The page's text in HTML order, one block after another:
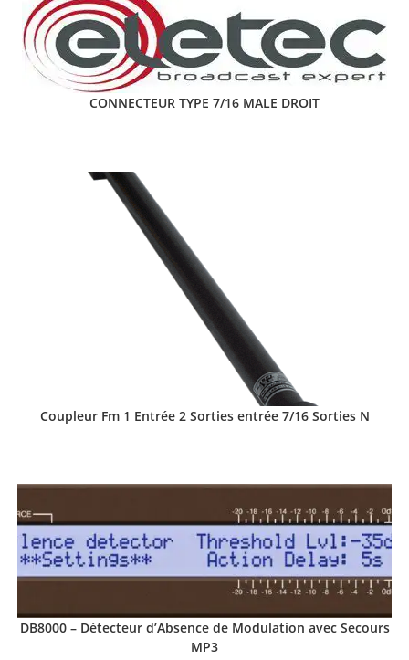
CONNECTEUR TYPE 7/16 MALE DROIT
Coupleur Fm 1 Entrée 2 Sorties entrée 7/16 Sorties N
DB8000 – Détecteur d’Absence de Modulation avec Secours
MP3